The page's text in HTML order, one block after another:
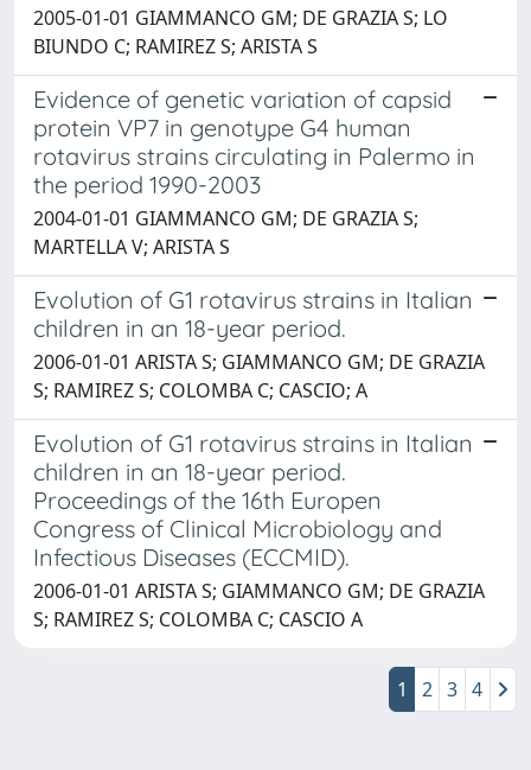
2005-01-01 GIAMMANCO GM; DE GRAZIA S; LO
BIUNDO C; RAMIREZ S; ARISTA S
Evidence of genetic variation of capsid
protein VP7 in genotype G4 human
rotavirus strains circulating in Palermo in
the period 1990-2003
2004-01-01 GIAMMANCO GM; DE GRAZIA S;
MARTELLA V; ARISTA S
Evolution of G1 rotavirus strains in Italian
children in an 18-year period.
2006-01-01 ARISTA S; GIAMMANCO GM; DE GRAZIA
S; RAMIREZ S; COLOMBA C; CASCIO; A
Evolution of G1 rotavirus strains in Italian
children in an 18-year period.
Proceedings of the 16th Europen
Congress of Clinical Microbiology and
Infectious Diseases (ECCMID).
2006-01-01 ARISTA S; GIAMMANCO GM; DE GRAZIA
S; RAMIREZ S; COLOMBA C; CASCIO A
1 2 3 4